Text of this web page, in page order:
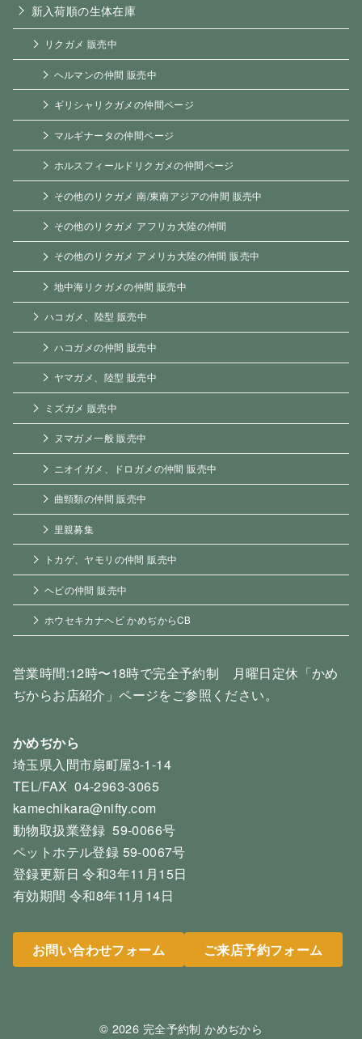
新入荷順の生体在庫
リクガメ 販売中
ヘルマンの仲間 販売中
ギリシャリクガメの仲間ページ
マルギナータの仲間ページ
ホルスフィールドリクガメの仲間ページ
その他のリクガメ 南/東南アジアの仲間 販売中
その他のリクガメ アフリカ大陸の仲間
その他のリクガメ アメリカ大陸の仲間 販売中
地中海リクガメの仲間 販売中
ハコガメ、陸型 販売中
ハコガメの仲間 販売中
ヤマガメ、陸型 販売中
ミズガメ 販売中
ヌマガメ一般 販売中
ニオイガメ、ドロガメの仲間 販売中
曲頸類の仲間 販売中
里親募集
トカゲ、ヤモリの仲間 販売中
ヘビの仲間 販売中
ホウセキカナヘビ かめぢからCB
営業時間:12時〜18時で完全予約制 月曜日定休「かめ
ぢからお店紹介」ページをご参照ください。
かめぢから
埼玉県入間市扇町屋3-1-14
TEL/FAX 04-2963-3065
kamechikara@nifty.com
動物取扱業登録 59-0066号
ペットホテル登録 59-0067号
登録更新日 令和3年11月15日
有効期間 令和8年11月14日
お問い合わせフォーム ご来店予約フォーム
© 2026 完全予約制 かめぢから